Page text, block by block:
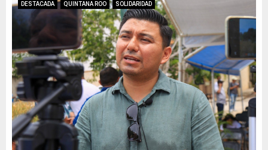
DESTACADA QUINTANA ROO SOLIDARIDAD